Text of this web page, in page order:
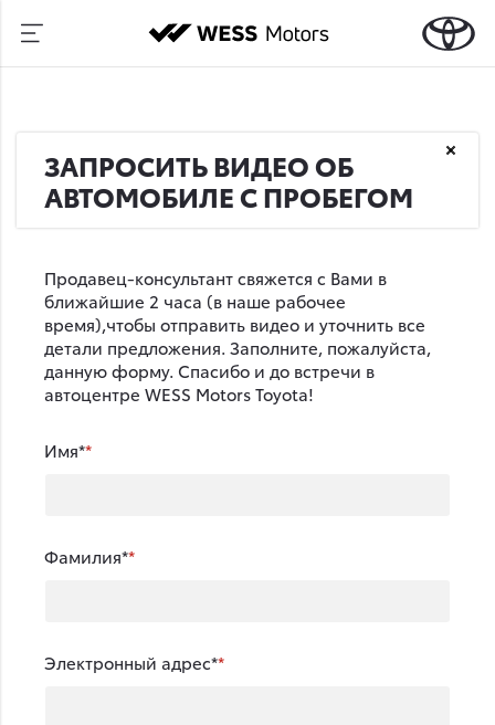
ЗАПРОСИТЬ ВИДЕО ОБ
АВТОМОБИЛЕ С ПРОБЕГОМ
Продавец-консультант свяжется с Вами в
ближайшие 2 часа (в наше рабочее
время),чтобы отправить видео и уточнить все
детали предложения. Заполните, пожалуйста,
данную форму. Спасибо и до встречи в
автоцентре WESS Motors Toyota!
Имя*
Фамилия*
Электронный адрес*